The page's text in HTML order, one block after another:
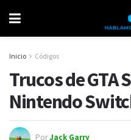
Inicio Códigos
Trucos de GTA
Nintendo
PorJack Garry